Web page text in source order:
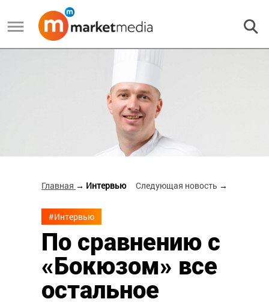
Главная → Интервью Следующая новость →
#Интервью
По сравнению с
«Бокюзом» все
остальное